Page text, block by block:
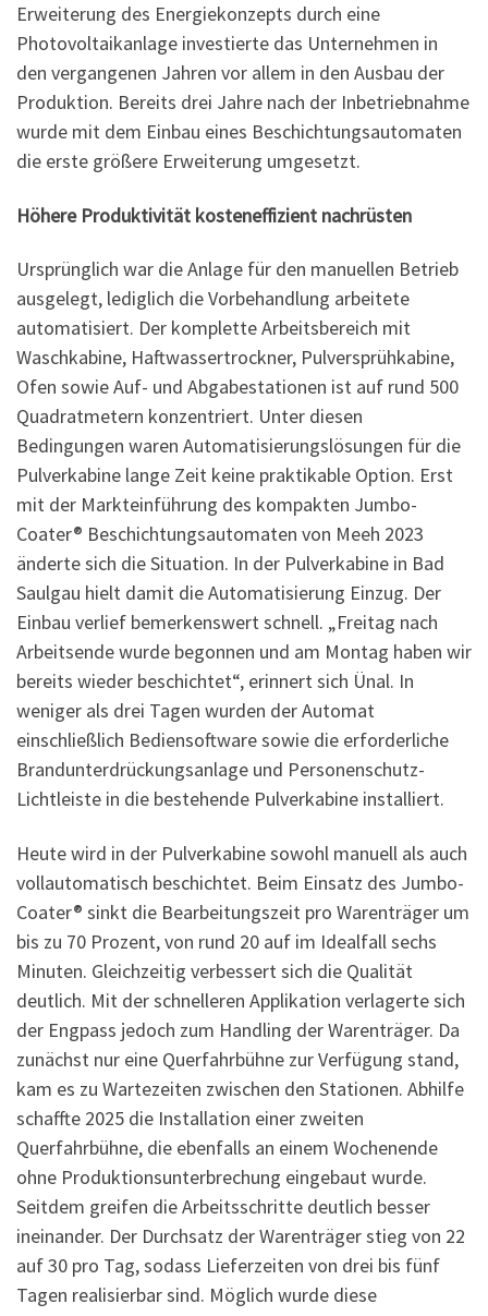
Erweiterung des Energiekonzepts durch eine
Photovoltaikanlage investierte das Unternehmen in
den vergangenen Jahren vor allem in den Ausbau der
Produktion. Bereits drei Jahre nach der Inbetriebnahme
wurde mit dem Einbau eines Beschichtungsautomaten
die erste größere Erweiterung umgesetzt.
Höhere Produktivität kosteneffizient nachrüsten
Ursprünglich war die Anlage für den manuellen Betrieb
ausgelegt, lediglich die Vorbehandlung arbeitete
automatisiert. Der komplette Arbeitsbereich mit
Waschkabine, Haftwassertrockner, Pulversprühkabine,
Ofen sowie Auf- und Abgabestationen ist auf rund 500
Quadratmetern konzentriert. Unter diesen
Bedingungen waren Automatisierungslösungen für die
Pulverkabine lange Zeit keine praktikable Option. Erst
mit der Markteinführung des kompakten Jumbo-
Coater® Beschichtungs­automaten von Meeh 2023
änderte sich die Situation. In der Pulverkabine in Bad
Saulgau hielt damit die Automatisierung Einzug. Der
Einbau verlief bemerkenswert schnell. „Freitag nach
Arbeitsende wurde begonnen und am Montag haben wir
bereits wieder beschichtet“, erinnert sich Ünal. In
weniger als drei Tagen wurden der Automat
einschließlich Bediensoftware sowie die erforderliche
Brandunterdrückungsanlage und Personenschutz-
Lichtleiste in die bestehende Pulverkabine installiert.
Heute wird in der Pulverkabine sowohl manuell als auch
vollautomatisch beschichtet. Beim Einsatz des Jumbo-
Coater® sinkt die Bearbeitungszeit pro Warenträger um
bis zu 70 Prozent, von rund 20 auf im Idealfall sechs
Minuten. Gleichzeitig verbessert sich die Qualität
deutlich. Mit der schnelleren Applikation verlagerte sich
der Engpass jedoch zum Handling der Warenträger. Da
zunächst nur eine Querfahrbühne zur Verfügung stand,
kam es zu Wartezeiten zwischen den Stationen. Abhilfe
schaffte 2025 die Installation einer zweiten
Querfahrbühne, die ebenfalls an einem Wochenende
ohne Produktionsunterbrechung eingebaut wurde.
Seitdem greifen die Arbeitsschritte deutlich besser
ineinander. Der Durchsatz der Warenträger stieg von 22
auf 30 pro Tag, sodass Lieferzeiten von drei bis fünf
Tagen realisierbar sind. Möglich wurde diese